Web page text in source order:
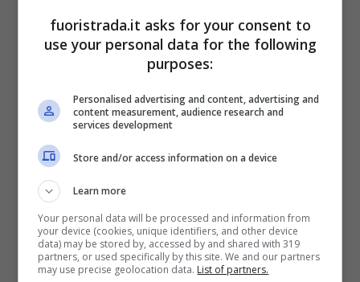
riguarda il nome. Pare che sia stata chiamata
così fin dal principio perché di dimensioni e
peso assai limitato. Che sia la verità o meno,
una cosa è sicura: la Vespa rimane uno di quei
modelli che hanno reso eterna agli occhi del
mondo la Piaggio.
Vespa Primavera Color
Vibe: un modello unico
Adesso arriviamo alnuovo veicolo di casa
fuoristrada.it asks for your consent to
use your personal data for the following
purposes:
Personalised advertising and content, advertising and
content measurement, audience research and
services development
Store and/or access information on a device
Learn more
Your personal data will be processed and information from
your device (cookies, unique identifiers, and other device
data) may be stored by, accessed by and shared with 319
partners, or used specifically by this site. We and our partners
may use precise geolocation data. List of partners.